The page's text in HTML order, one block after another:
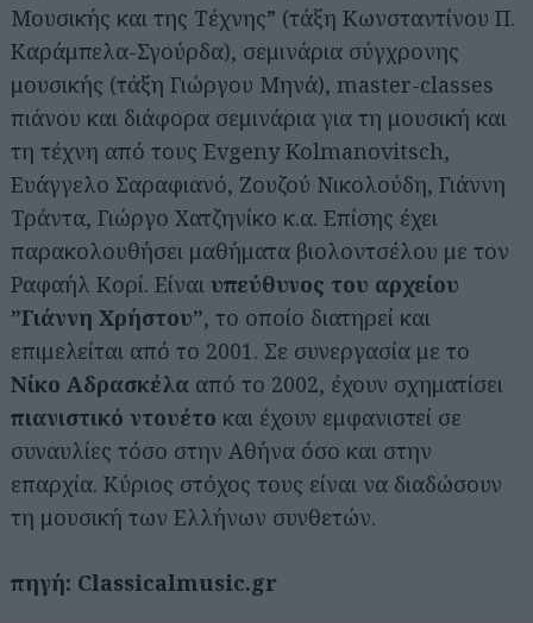
Μουσικής και της Τέχνης” (τάξη Κωνσταντίνου Π.
Καράμπελα-Σγούρδα), σεμινάρια σύγχρονης
μουσικής (τάξη Γιώργου Μηνά), master-classes
πιάνου και διάφορα σεμινάρια για τη μουσική και
τη τέχνη από τους Evgeny Kolmanovitsch,
Ευάγγελο Σαραφιανό, Ζουζού Νικολούδη, Γιάννη
Τράντα, Γιώργο Χατζηνίκο κ.α. Επίσης έχει
παρακολουθήσει μαθήματα βιολοντσέλου με τον
Ραφαήλ Κορί. Είναι υπεύθυνος του αρχείου
”Γιάννη Χρήστου”, το οποίο διατηρεί και
επιμελείται από το 2001. Σε συνεργασία με το
Νίκο Αδρασκέλα από το 2002, έχουν σχηματίσει
πιανιστικό ντουέτο και έχουν εμφανιστεί σε
συναυλίες τόσο στην Αθήνα όσο και στην
επαρχία. Κύριος στόχος τους είναι να διαδώσουν
τη μουσική των Ελλήνων συνθετών.
πηγή: Classicalmusic.gr